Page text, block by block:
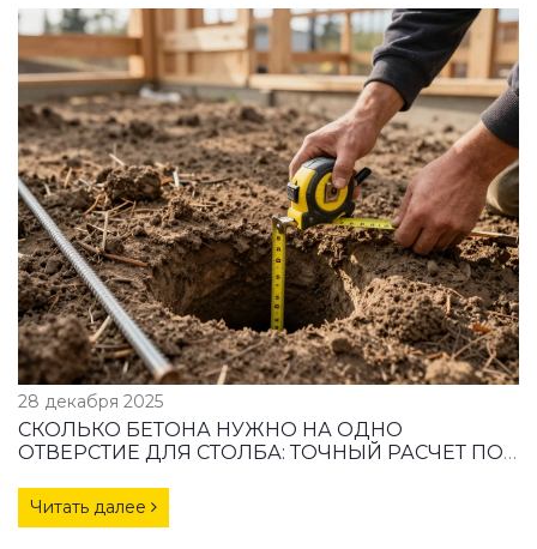
28 декабря 2025
СКОЛЬКО БЕТОНА НУЖНО НА ОДНО
ОТВЕРСТИЕ ДЛЯ СТОЛБА: ТОЧНЫЙ РАСЧЕТ ПО
Читать далее